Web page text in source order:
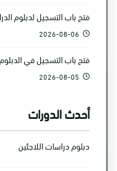
فتح باب التسجيل لدبلوم
2026-08-06
فتح باب التسجيل في
2026-08-05
أحدث الدورات
دبلوم دراسات اللاجئين